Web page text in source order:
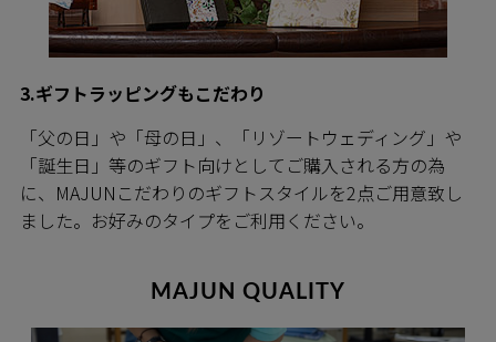
3.ギフトラッピングもこだわり
「父の日」や「母の日」、「リゾートウェディング」や
「誕生日」等のギフト向けとしてご購入される方の為
に、MAJUNこだわりのギフトスタイルを2点ご用意致し
ました。お好みのタイプをご利用ください。
MAJUN QUALITY